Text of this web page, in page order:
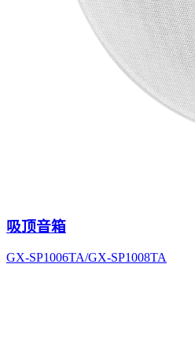
吸顶音箱
GX-SP1006TA/GX-SP1008TA